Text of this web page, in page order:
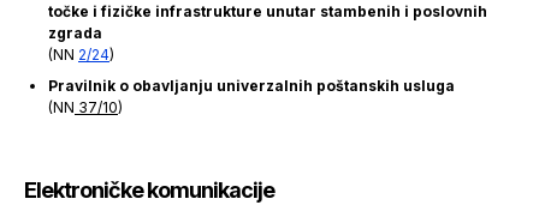
točke i fizičke infrastrukture unutar stambenih i poslovnih
zgrada
(NN 2/24)
Pravilnik o obavljanju univerzalnih poštanskih usluga
(NN 37/10)
Elektroničke komunikacije